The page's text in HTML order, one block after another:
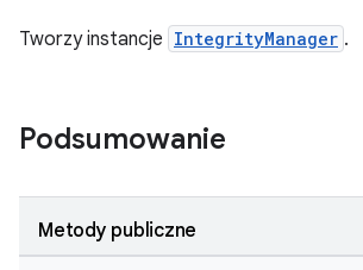
Tworzy instancje IntegrityManager .
Podsumowanie
Metody publiczne